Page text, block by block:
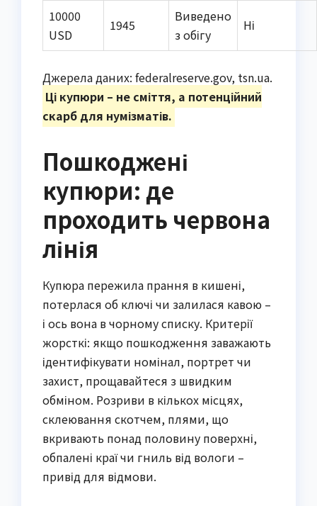
10000
USD
1945
Виведено
з обігу
Ні
Джерела даних: federalreserve.gov, tsn.ua.
Ці купюри – не сміття, а потенційний
скарб для нумізматів.
Пошкоджені
купюри: де
проходить червона
лінія
Купюра пережила прання в кишені,
потерлася об ключі чи залилася кавою –
і ось вона в чорному списку. Критерії
жорсткі: якщо пошкодження заважають
ідентифікувати номінал, портрет чи
захист, прощавайтеся з швидким
обміном. Розриви в кількох місцях,
склеювання скотчем, плями, що
вкривають понад половину поверхні,
обпалені краї чи гниль від вологи –
привід для відмови.